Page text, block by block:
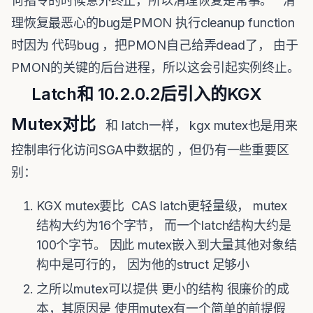
理恢复最恶心的bug是PMON 执行cleanup function
时因为 代码bug ，把PMON自己给弄dead了， 由于
PMON的关键的后台进程，所以这会引起实例终止。
Latch和 10.2.0.2后引入的KGX
Mutex对比和 latch一样， kgx mutex也是用来
控制串行化访问SGA中数据的 ，但仍有一些重要区
别：
KGX mutex要比 CAS latch更轻量级， mutex
结构大约为16个字节， 而一个latch结构大约是
100个字节。 因此 mutex嵌入到大量其他对象结
构中是可行的， 因为他的struct 足够小
之所以mutex可以提供 更小的结构 很廉价的成
本，其原因是 使用mutex有一个简单的前提假